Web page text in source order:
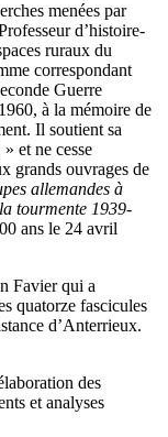
menées par
d’histoire-
ruraux du
correspondant
Guerre
à la mémoire de
Il soutient sa
et ne cesse
grands ouvrages de
allemandes à
tourmente 1939-
ans le 24 avril
Favier qui a
quatorze fascicules
d’Anterrieux.
des
et analyses